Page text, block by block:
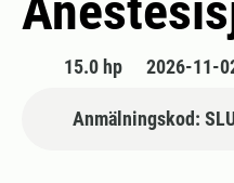
15.0 hp 2026-11-
Anmälningskod: